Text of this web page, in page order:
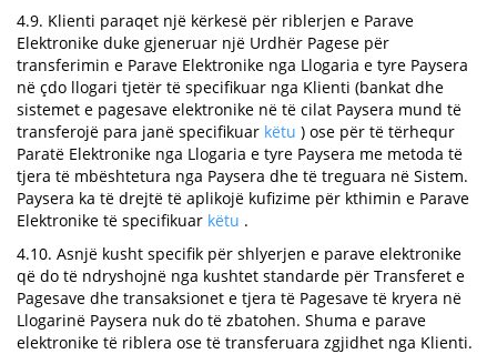
4.9. Klienti paraqet një kërkesë për riblerjen e Parave
Elektronike duke gjeneruar një Urdhër Pagese për
transferimin e Parave Elektronike nga Llogaria e tyre Paysera
në çdo llogari tjetër të specifikuar nga Klienti (bankat dhe
sistemet e pagesave elektronike në të cilat Paysera mund të
transferojë para janë specifikuar këtu ) ose për të tërhequr
Paratë Elektronike nga Llogaria e tyre Paysera me metoda të
tjera të mbështetura nga Paysera dhe të treguara në Sistem.
Paysera ka të drejtë të aplikojë kufizime për kthimin e Parave
Elektronike të specifikuar këtu .
4.10. Asnjë kusht specifik për shlyerjen e parave elektronike
që do të ndryshojnë nga kushtet standarde për Transferet e
Pagesave dhe transaksionet e tjera të Pagesave të kryera në
Llogarinë Paysera nuk do të zbatohen. Shuma e parave
elektronike të riblera ose të transferuara zgjidhet nga Klienti.